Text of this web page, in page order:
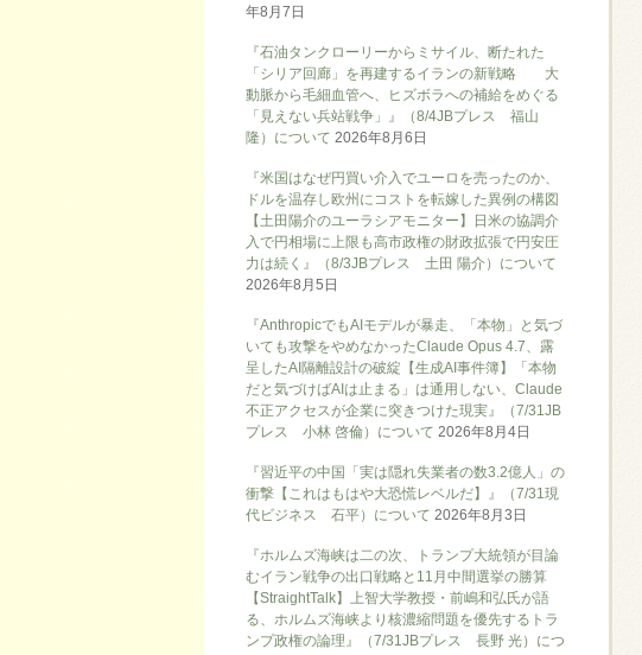
年8月7日
『石油タンクローリーからミサイル、断たれた
「シリア回廊」を再建するイランの新戦略 大
動脈から毛細血管へ、ヒズボラへの補給をめぐる
「見えない兵站戦争」』（8/4JBプレス 福山
隆）について 2026年8月6日
『米国はなぜ円買い介入でユーロを売ったのか、
ドルを温存し欧州にコストを転嫁した異例の構図
【土田陽介のユーラシアモニター】日米の協調介
入で円相場に上限も高市政権の財政拡張で円安圧
力は続く』（8/3JBプレス 土田 陽介）について
2026年8月5日
『AnthropicでもAIモデルが暴走、「本物」と気づ
いても攻撃をやめなかったClaude Opus 4.7、露
呈したAI隔離設計の破綻【生成AI事件簿】「本物
だと気づけばAIは止まる」は通用しない、Claude
不正アクセスが企業に突きつけた現実』（7/31JB
プレス 小林 啓倫）について 2026年8月4日
『習近平の中国「実は隠れ失業者の数3.2億人」の
衝撃【これはもはや大恐慌レベルだ】』（7/31現
代ビジネス 石平）について 2026年8月3日
『ホルムズ海峡は二の次、トランプ大統領が目論
むイラン戦争の出口戦略と11月中間選挙の勝算
【StraightTalk】上智大学教授・前嶋和弘氏が語
る、ホルムズ海峡より核濃縮問題を優先するトラ
ンプ政権の論理』（7/31JBプレス 長野 光）につ